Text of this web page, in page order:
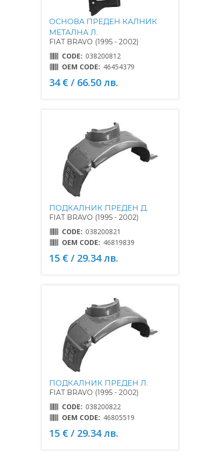
ОСНОВА ПРЕДЕН КАЛНИК
МЕТАЛНА Л.
FIAT BRAVO (1995 - 2002)
CODE: 038200812
OEM CODE: 46454379
34 € / 66.50 лв.
ПОДКАЛНИК ПРЕДЕН Д.
FIAT BRAVO (1995 - 2002)
CODE: 038200821
OEM CODE: 46819839
15 € / 29.34 лв.
ПОДКАЛНИК ПРЕДЕН Л.
FIAT BRAVO (1995 - 2002)
CODE: 038200822
OEM CODE: 46805519
15 € / 29.34 лв.